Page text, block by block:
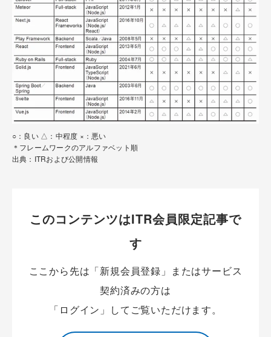
○：良い △：中程度 ×：悪い
＊フレームワークのアルファベット順
出典：ITRおよび公開情報
このコンテンツはITR会員限定記事で
す
ここから先は「新規会員登録」またはサービス
契約済みの方は
「ログイン」してご覧いただけます。